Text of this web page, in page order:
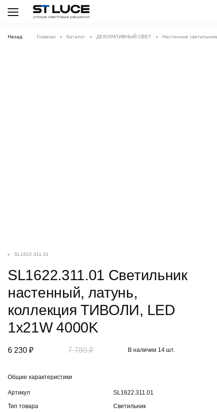
Назад Главная Каталог ДЕКОРАТИВНЫЙ СВЕТ Настенные
SL1622.311.01
SL1622.311.01 Светильник
настенный, латунь,
коллекция ТИВОЛИ, LED
1x21W 4000K
6 230 ₽ 7 780 ₽ В наличии 14 шт.
Общие характеристики
Артикул
SL1622.311.01
Тип товара
Светильник